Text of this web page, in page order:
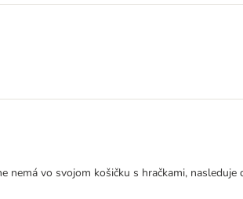
nemá vo svojom košičku s hračkami,